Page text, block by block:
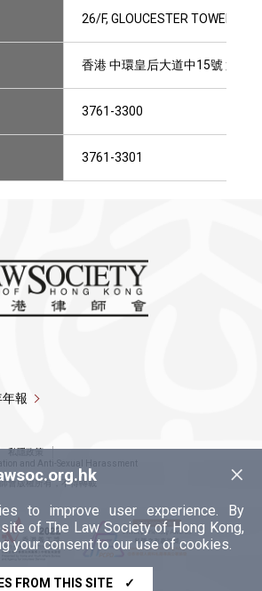
26/F, GLOUCESTER TOWER,
香港 中環皇后大道中15號 置地
3761-3300
3761-3301
×
to improve user experience. By
of The Law Society of Hong Kong,
your consent to our use of cookies.
FROM THIS SITE ✓
報
私隱政策
and Anti-Sexual Harassment
會版權所有，不得轉載